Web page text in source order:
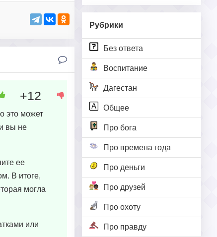
Рубрики
Без ответа
Воспитание
Дагестан
Общее
Про бога
Про времена года
Про деньги
Про друзей
Про охоту
Про правду
это может
вы не
ее
В итоге,
могла
или
+12